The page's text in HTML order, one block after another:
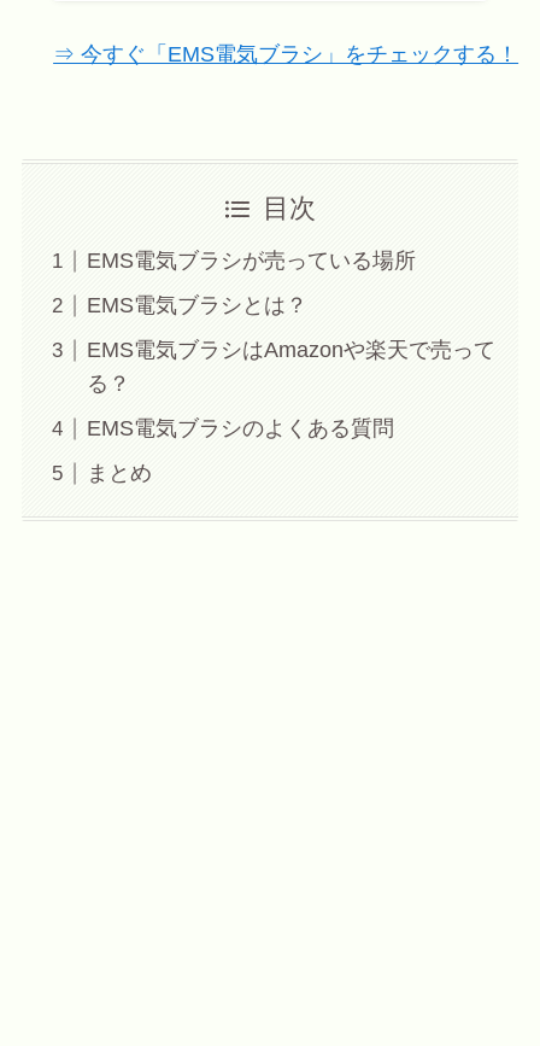
⇒ 今すぐ「EMS電気ブラシ」をチェックする！
目次
EMS電気ブラシが売っている場所
EMS電気ブラシとは？
EMS電気ブラシはAmazonや楽天で売って
る？
EMS電気ブラシのよくある質問
まとめ